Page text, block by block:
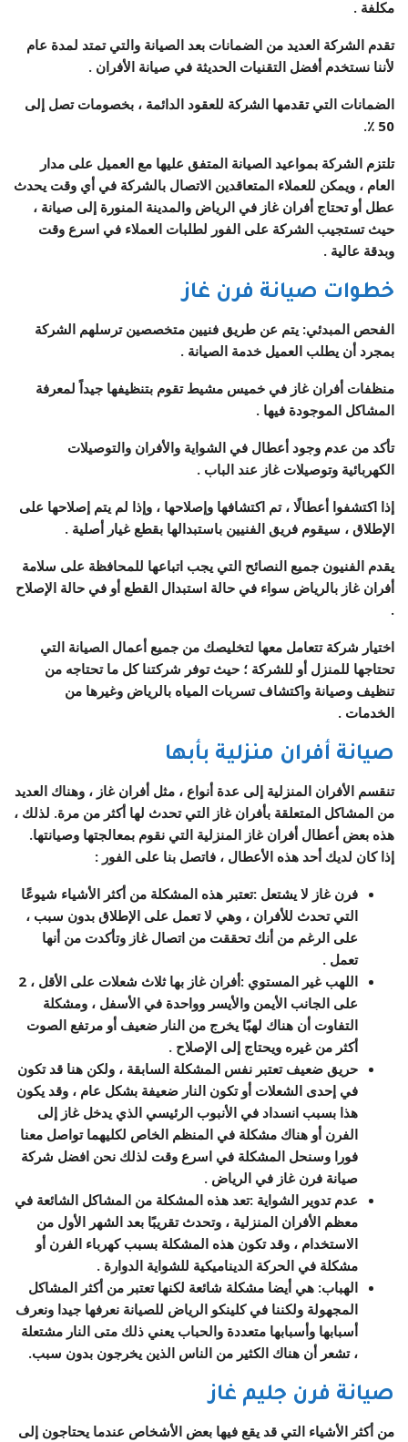
مكلفة .
تقدم الشركة العديد من الضمانات بعد الصيانة والتي تمتد لمدة عام
لأننا نستخدم أفضل التقنيات الحديثة في صيانة الأفران .
الضمانات التي تقدمها الشركة للعقود الدائمة ، بخصومات تصل إلى
50 ٪.
تلتزم الشركة بمواعيد الصيانة المتفق عليها مع العميل على مدار
العام ، ويمكن للعملاء المتعاقدين الاتصال بالشركة في أي وقت يحدث
عطل أو تحتاج أفران غاز في الرياض والمدينة المنورة إلى صيانة ،
حيث تستجيب الشركة على الفور لطلبات العملاء في اسرع وقت
وبدقة عالية .
خطوات صيانة فرن غاز
الفحص المبدئي: يتم عن طريق فنيين متخصصين ترسلهم الشركة
بمجرد أن يطلب العميل خدمة الصيانة .
منظفات أفران غاز في خميس مشيط تقوم بتنظيفها جيداً لمعرفة
المشاكل الموجودة فيها .
تأكد من عدم وجود أعطال في الشواية والأفران والتوصيلات
الكهربائية وتوصيلات غاز عند الباب .
إذا اكتشفوا أعطالًا ، تم اكتشافها وإصلاحها ، وإذا لم يتم إصلاحها على
الإطلاق ، سيقوم فريق الفنيين باستبدالها بقطع غيار أصلية .
يقدم الفنيون جميع النصائح التي يجب اتباعها للمحافظة على سلامة
أفران غاز بالرياض سواء في حالة استبدال القطع أو في حالة الإصلاح
.
اختيار شركة تتعامل معها لتخليصك من جميع أعمال الصيانة التي
تحتاجها للمنزل أو للشركة ؛ حيث توفر شركتنا كل ما تحتاجه من
تنظيف وصيانة واكتشاف تسربات المياه بالرياض وغيرها من
الخدمات .
صيانة أفران منزلية بأبها
تنقسم الأفران المنزلية إلى عدة أنواع ، مثل أفران غاز ، وهناك العديد
من المشاكل المتعلقة بأفران غاز التي تحدث لها أكثر من مرة. لذلك ،
هذه بعض أعطال أفران غاز المنزلية التي نقوم بمعالجتها وصيانتها.
إذا كان لديك أحد هذه الأعطال ، فاتصل بنا على الفور :
فرن غاز لا يشتعل :تعتبر هذه المشكلة من أكثر الأشياء شيوعًا
التي تحدث للأفران ، وهي لا تعمل على الإطلاق بدون سبب ،
على الرغم من أنك تحققت من اتصال غاز وتأكدت من أنها
تعمل .
اللهب غير المستوي :
أفران غاز بها ثلاث شعلات على الأقل ، 2
على الجانب الأيمن والأيسر وواحدة في الأسفل ، ومشكلة
التفاوت أن هناك لهبًا يخرج من النار ضعيف أو مرتفع الصوت
أكثر من غيره ويحتاج إلى الإصلاح .
حريق ضعيفتعتبر نفس المشكلة السابقة ، ولكن هنا قد تكون
في إحدى الشعلات أو تكون النار ضعيفة بشكل عام ، وقد يكون
هذا بسبب انسداد في الأنبوب الرئيسي الذي يدخل غاز إلى
الفرن أو هناك مشكلة في المنظم الخاص لكليهما تواصل معنا
فورا وسنحل المشكلة في اسرع وقت لذلك نحن افضل شركة
صيانة فرن غاز في الرياض .
عدم تدوير الشواية :تعد هذه المشكلة من المشاكل الشائعة في
معظم الأفران المنزلية ، وتحدث تقريبًا بعد الشهر الأول من
الاستخدام ، وقد تكون هذه المشكلة بسبب كهرباء الفرن أو
مشكلة في الحركة الديناميكية للشواية الدوارة .
الهباب: هي أيضا مشكلة شائعة لكنها تعتبر من أكثر المشاكل
المجهولة ولكننا في كلينكو الرياض للصيانة نعرفها جيدا ونعرف
أسبابها وأسبابها متعددة والحباب يعني ذلك متى النار مشتعلة
، تشعر أن هناك الكثير من الناس الذين يخرجون بدون سبب.
صيانة فرن جليم غاز
من أكثر الأشياء التي قد يقع فيها بعض الأشخاص عندما يحتاجون إلى